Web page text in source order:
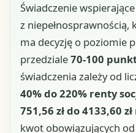
Świadczenie
z niepełnosprawnością,
ma decyzję o poziomie
przedziale70-100
świadczenia zależy od
40% do 220% renty
751,56 zł do 4133,60
kwot obowiązujących od